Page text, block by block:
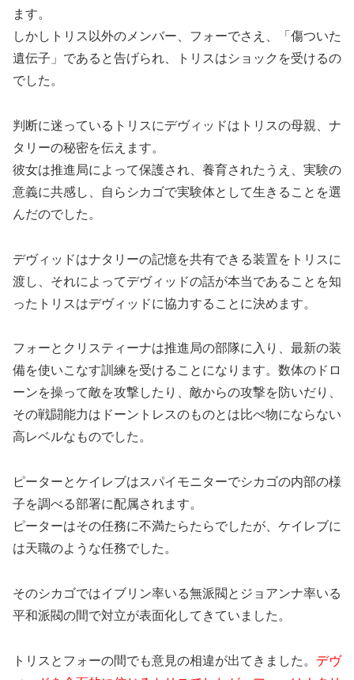
ます。
しかしトリス以外のメンバー、フォーでさえ、「傷ついた
遺伝子」であると告げられ、トリスはショックを受けるの
でした。
判断に迷っているトリスにデヴィッドはトリスの母親、ナ
タリーの秘密を伝えます。
彼女は推進局によって保護され、養育されたうえ、実験の
意義に共感し、自らシカゴで実験体として生きることを選
んだのでした。
デヴィッドはナタリーの記憶を共有できる装置をトリスに
渡し、それによってデヴィッドの話が本当であることを知
ったトリスはデヴィッドに協力することに決めます。
フォーとクリスティーナは推進局の部隊に入り、最新の装
備を使いこなす訓練を受けることになります。数体のドロ
ーンを操って敵を攻撃したり、敵からの攻撃を防いだり、
その戦闘能力はドーントレスのものとは比べ物にならない
高レベルなものでした。
ピーターとケイレブはスパイモニターでシカゴの内部の様
子を調べる部署に配属されます。
ピーターはその任務に不満たらたらでしたが、ケイレブに
は天職のような任務でした。
そのシカゴではイブリン率いる無派閥とジョアンナ率いる
平和派閥の間で対立が表面化してきていました。
トリスとフォーの間でも意見の相違が出てきました。 デヴ